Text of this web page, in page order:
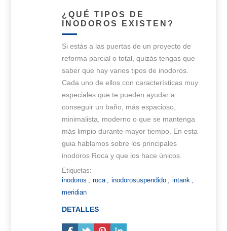
¿QUÉ TIPOS DE
INODOROS EXISTEN?
Si estás a las puertas de un proyecto de
reforma parcial o total, quizás tengas que
saber que hay varios tipos de inodoros.
Cada uno de ellos con características muy
especiales que te pueden ayudar a
conseguir un baño, más espacioso,
minimalista, moderno o que se mantenga
más limpio durante mayor tiempo. En esta
guia hablamos sobre los principales
inodoros Roca y que los hace únicos.
Etiquetas:
inodoros , roca , inodorosuspendido , intank ,
meridian
DETALLES